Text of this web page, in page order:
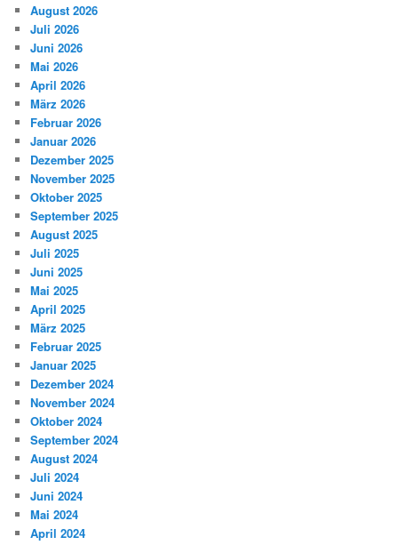
August 2026
Juli 2026
Juni 2026
Mai 2026
April 2026
März 2026
Februar 2026
Januar 2026
Dezember 2025
November 2025
Oktober 2025
September 2025
August 2025
Juli 2025
Juni 2025
Mai 2025
April 2025
März 2025
Februar 2025
Januar 2025
Dezember 2024
November 2024
Oktober 2024
September 2024
August 2024
Juli 2024
Juni 2024
Mai 2024
April 2024